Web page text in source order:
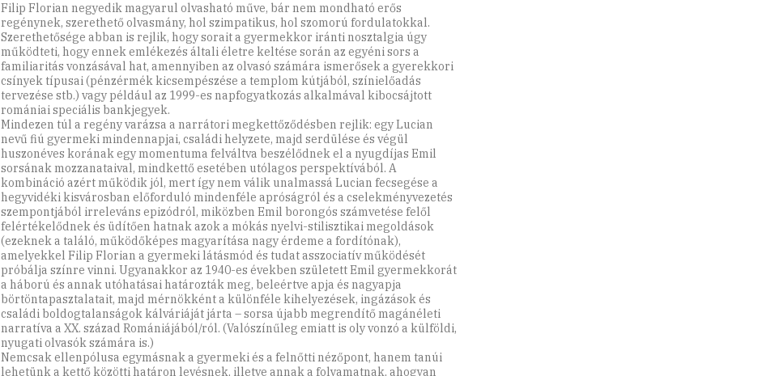
Filip Florian negyedik magyarul olvasható műve, bár nem mondható erős
regénynek, szerethető olvasmány, hol szimpatikus, hol szomorú fordulatokkal.
Szerethetősége abban is rejlik, hogy sorait a gyermekkor iránti nosztalgia úgy
működteti, hogy ennek emlékezés általi életre keltése során az egyéni sors a
familiaritás vonzásával hat, amennyiben az olvasó számára ismerősek a gyerekkori
csínyek típusai (pénzérmék kicsempészése a templom kútjából, színielőadás
tervezése stb.) vagy például az 1999-es napfogyatkozás alkalmával kibocsájtott
romániai speciális bankjegyek.
Mindezen túl a regény varázsa a narrátori megkettőződésben rejlik: egy Lucian
nevű fiú gyermeki mindennapjai, családi helyzete, majd serdülése és végül
huszonéves korának egy momentuma felváltva beszélődnek el a nyugdíjas Emil
sorsának mozzanataival, mindkettő esetében utólagos perspektívából. A
kombináció azért működik jól, mert így nem válik unalmassá Lucian fecsegése a
hegyvidéki kisvárosban előforduló mindenféle apróságról és a cselekményvezetés
szempontjából irreleváns epizódról, miközben Emil borongós számvetése felől
felértékelődnek és üdítően hatnak azok a mókás nyelvi-stilisztikai megoldások
(ezeknek a találó, működőképes magyarítása nagy érdeme a fordítónak),
amelyekkel Filip Florian a gyermeki látásmód és tudat asszociatív működését
próbálja színre vinni. Ugyanakkor az 1940-es években született Emil gyermekkorát
a háború és annak utóhatásai határozták meg, beleértve apja és nagyapja
börtöntapasztalatait, majd mérnökként a különféle kihelyezések, ingázások és
családi boldogtalanságok kálváriáját járta – sorsa újabb megrendítő magánéleti
narratíva a XX. század Romániájából/ról. (Valószínűleg emiatt is oly vonzó a külföldi,
nyugati olvasók számára is.)
Nemcsak ellenpólusa egymásnak a gyer­meki és a felnőtti nézőpont, hanem tanúi
lehetünk a kettő közötti határon levésnek, illetve annak a folyamatnak, ahogyan